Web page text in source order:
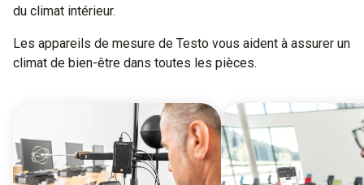
du climat intérieur.
Les appareils de mesure de Testo vous aident à assurer un
climat de bien-être dans toutes les pièces.